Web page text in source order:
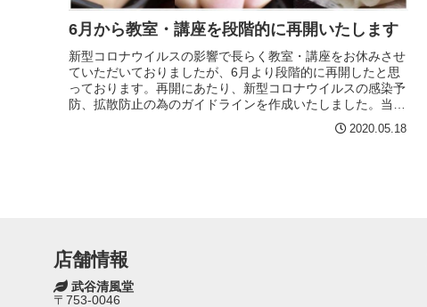
6月から教室・講座を段階的に再開いたします
新型コロナウイルスの影響で長らく教室・講座をお休みさせ
ていただいておりましたが、6月より段階的に再開したと思
っております。再開にあたり、新型コロナウイルスの感染予
防、拡散防止の為のガイドラインを作成いたしました。当店
2020.05.18
店舗情報
武谷清風堂
〒753-0046